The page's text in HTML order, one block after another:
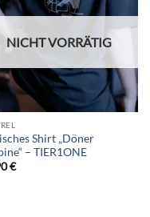
wishlist
NICHT VORRÄTIG
Shirt „Döner
– TIER1ONE
€